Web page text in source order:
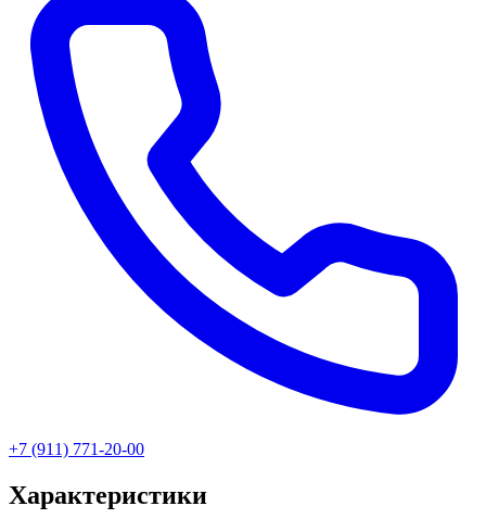
+7 (911) 771-20-00
Характеристики